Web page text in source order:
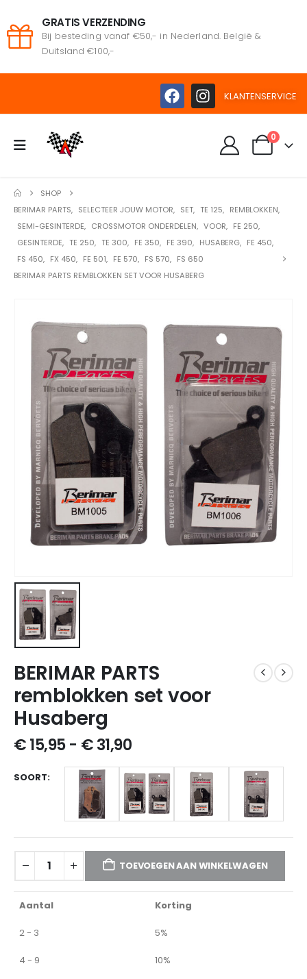
GRATIS VERZENDING
Bij besteding vanaf €50,- in Nederland. België &
Duitsland €100,-
KLANTENSERVICE
0
SHOP
BERIMAR PARTS, SELECTEER JOUW MOTOR, SET, TE 125, REMBLOKKEN,
SEMI-GESINTERDE, CROSSMOTOR ONDERDELEN, VOOR, FE 250,
GESINTERDE, TE 250, TE 300, FE 350, FE 390, HUSABERG, FE 450,
FS 450, FX 450, FE 501, FE 570, FS 570, FS 650
BERIMAR PARTS REMBLOKKEN SET VOOR HUSABERG
BERIMAR PARTS
remblokken set voor
Husaberg
€15,95- €31,90
SOORT
TOEVOEGEN AAN WINKELWAGEN
Aantal Korting
2 - 3 5%
4 - 9 10%